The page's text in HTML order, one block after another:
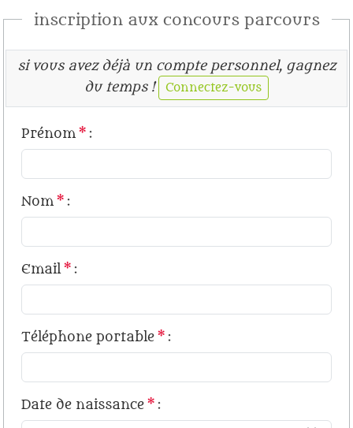
inscription aux concours parcours
si vous avez déjà un compte personnel, gagnez
du temps !
Connectez-vous
Prénom * :
Nom * :
Email* :
Téléphone portable * :
Date de naissance * :